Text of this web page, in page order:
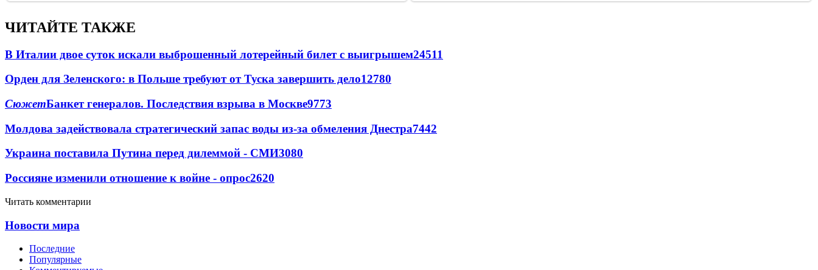
ЧИТАЙТЕ ТАКЖЕ
В Италии двое суток искали выброшенный лотерейный билет с выигрышем24511
Орден для Зеленского: в Польше требуют от Туска завершить дело12780
СюжетБанкет генералов. Последствия взрыва в Москве9773
Молдова задействовала стратегический запас воды из-за обмеления Днестра7442
Украина поставила Путина перед дилеммой - СМИ3080
Россияне изменили отношение к войне - опрос2620
Читать комментарии
Новости мира
Последние
Популярные